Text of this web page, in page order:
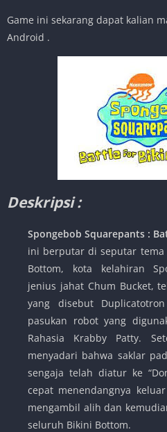
Game ini sekarang dapat kalian
Android .
Deskripsi :
Spongebob Squarepants :
ini berputar di seputar tema
Bottom, kota kelahiran
jenius jahat Chum Bucket,
yang disebut
pasukan robot yang
Rahasia Krabby Patty.
menyadari bahwa saklar
sengaja telah diatur ke
cepat menendangnya
mengambil alih dan
seluruh Bikini Bottom.